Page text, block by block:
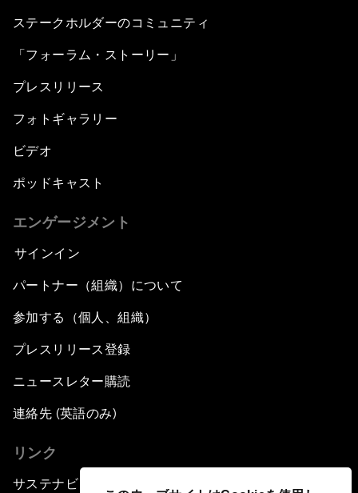
ステークホルダーのコミュニティ
「フォーラム・ストーリー」
プレスリリース
フォトギャラリー
ビデオ
ポッドキャスト
エンゲージメント
サインイン
パートナー（組織）について
参加する（個人、組織）
プレスリリース登録
ニュースレター購読
連絡先 (英語のみ)
リンク
サステナビリティへの取り組み